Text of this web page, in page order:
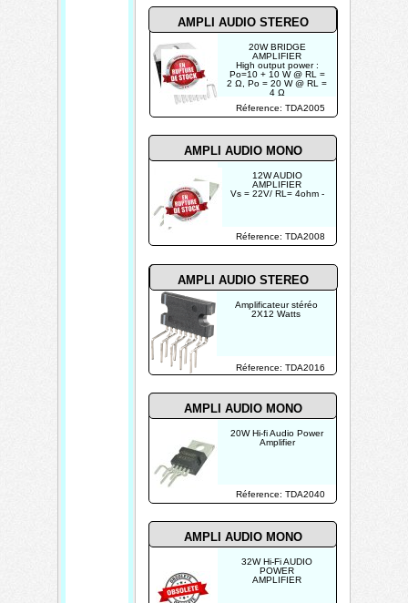
20W BRIDGE
AMPLIFIER
High output power :
Po=10 + 10 W @ RL =
2 Ω, Po = 20 W @ RL =
4 Ω
range: +8 to +18V
3.5AMP
32W Hi-Fi AUDIO
POWER
AMPLIFIER
Amplificateur stéréo
2X12 Watts
12W AUDIO
AMPLIFIER
Vs = 22V/ RL= 4ohm -
20W Hi-fi Audio Power
Amplifier
Réference: TDA2005
Réference: TDA2016
Réference: TDA2008
Réference: TDA2040
AMPLI AUDIO STEREO
AMPLI AUDIO STEREO
AMPLI AUDIO MONO
AMPLI AUDIO MONO
AMPLI AUDIO MONO